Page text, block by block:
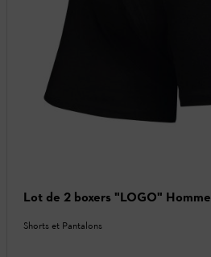
Lot de 2 boxers "LOGO" Homme
Shorts et Pantalons